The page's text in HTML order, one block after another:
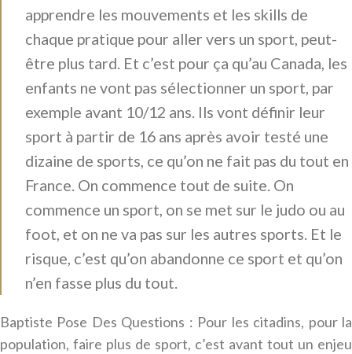
apprendre les mouvements et les skills de
chaque pratique pour aller vers un sport, peut-
être plus tard. Et c’est pour ça qu’au Canada, les
enfants ne vont pas sélectionner un sport, par
exemple avant 10/12 ans. Ils vont définir leur
sport à partir de 16 ans après avoir testé une
dizaine de sports, ce qu’on ne fait pas du tout en
France. On commence tout de suite. On
commence un sport, on se met sur le judo ou au
foot, et on ne va pas sur les autres sports. Et le
risque, c’est qu’on abandonne ce sport et qu’on
n’en fasse plus du tout.
Baptiste Pose Des Questions : Pour les citadins, pour la
population, faire plus de sport, c’est avant tout un enjeu